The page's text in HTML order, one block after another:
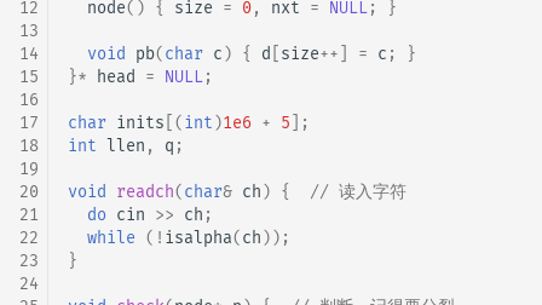
12
13
14
15
16
17
18
19
20
21
22
23
24
node() { size = 0, nxt = NULL; }
void pb(char c) { d size++ = c ;
}
}* head = NULL;
char inits [(int)1e6 + 5 ];
int llen , q ;
void readch(char& ch) {
// 读入字符
do cin >> ch ;
while ( ! isalpha(ch));
}